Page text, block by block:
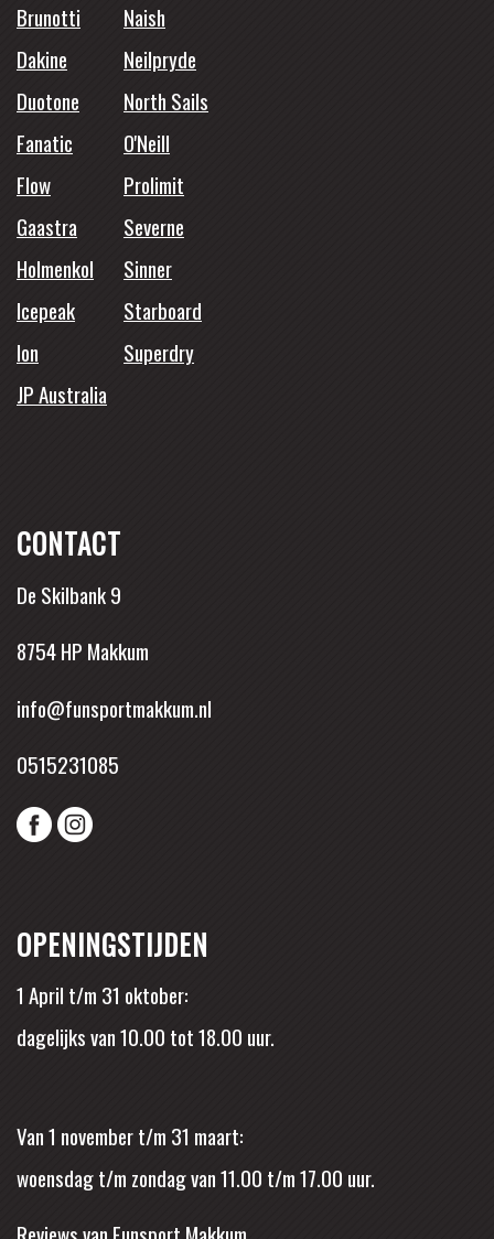
Brunotti
Naish
Dakine
Neilpryde
Duotone
North Sails
Fanatic
O'Neill
Flow
Prolimit
Gaastra
Severne
Holmenkol
Sinner
Icepeak
Starboard
Ion
Superdry
JP Australia
CONTACT
De Skilbank 9
8754 HP Makkum
info@funsportmakkum.nl
0515231085
OPENINGSTIJDEN
1 April t/m 31 oktober:
dagelijks van 10.00 tot 18.00 uur.
Van 1 november t/m 31 maart:
woensdag t/m zondag van 11.00 t/m 17.00 uur.